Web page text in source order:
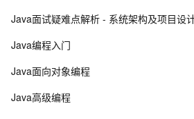
10【Spring Boot自动装配原理详解与常
Java面试疑难点解析 - 系统架构及项目设
Java编程入门
Java面向对象编程
Java高级编程